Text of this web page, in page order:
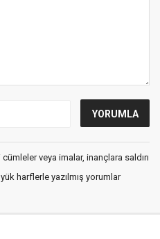
veya imalar, inançlara saldırı
harflerle yazılmış yorumlar